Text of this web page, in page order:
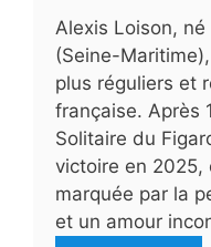
Alexis Loison, né
(Seine-
plus réguliers et
française. Après
Solitaire du
victoire en 2025,
marquée par la
et un amour